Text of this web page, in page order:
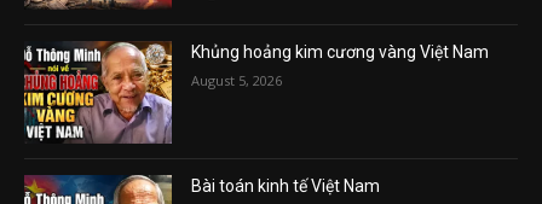
Khủng hoảng kim cương vàng Việt Nam
August 5, 2026
Bài toán kinh tế Việt Nam